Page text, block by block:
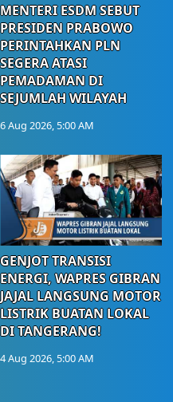
MENTERI ESDM SEBUT
PRESIDEN PRABOWO
PERINTAHKAN PLN
SEGERA ATASI
PEMADAMAN DI
SEJUMLAH WILAYAH
6 Aug 2026, 5:00 AM
GENJOT TRANSISI
ENERGI, WAPRES GIBRAN
JAJAL LANGSUNG MOTOR
LISTRIK BUATAN LOKAL
DI TANGERANG!
4 Aug 2026, 5:00 AM